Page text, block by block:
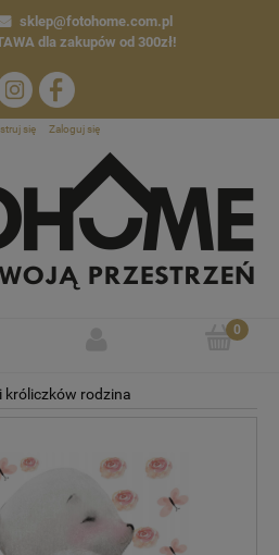
sklep@fotohome.com.pl
dla zakupów od 300zł!
się Zaloguj się
króliczków rodzina